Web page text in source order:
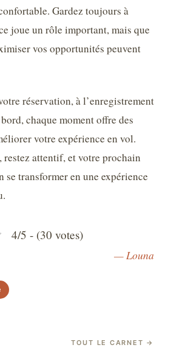
Gardez toujours à
joue un rôle important, mais que
vos opportunités peuvent
réservation, à l’enregistrement
chaque moment offre des
votre expérience en vol.
restez attentif, et votre prochain
se transformer en une expérience
4/5 - (30 votes)
— Louna
TOUT LE CARNET →